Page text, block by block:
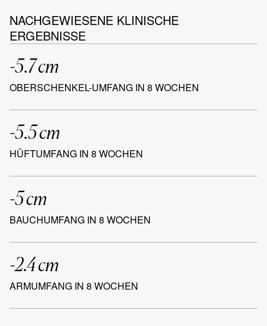
NACHGEWIESENE KLINISCHE
ERGEBNISSE
-5.7 cm
OBERSCHENKEL-UMFANG IN 8 WOCHEN
-5.5 cm
HÜFTUMFANG IN 8 WOCHEN
-5 cm
BAUCHUMFANG IN 8 WOCHEN
-2.4 cm
ARMUMFANG IN 8 WOCHEN